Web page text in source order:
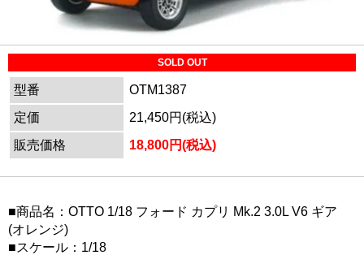
SOLD OUT
型番
OTM1387
定価
21,450円(税込)
販売価格
18,800円(税込)
■商品名：OTTO 1/18 フォード カプリ Mk.2 3.0L V6 ギア
(オレンジ)
■スケール：1/18